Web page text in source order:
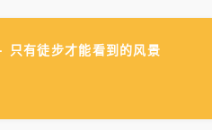
只有徒步才能看到的风景